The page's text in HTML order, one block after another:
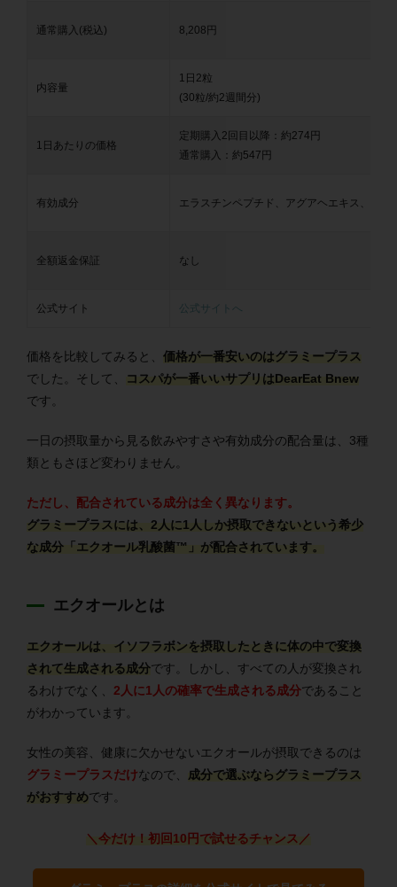
通常購入(税込) 8,208円
内容量
1日2粒
(30粒/約2週間分)
1日あたりの価格
定期購入2回目以降：約274円
通常購入：約547円
有効成分 エラスチンペプチド、アグアヘエキス、エ
全額返金保証 なし
公式サイト 公式サイトへ
価格を比較してみると、 価格が一番安いのはグラミープラス
でした。そして、
コスパが一番いいサプリはDearEat Bnew
です。
一日の摂取量から見る飲みやすさや有効成分の配合量は、3種
類ともさほど変わりません。
ただし、配合されている成分は全く異なります。
グラミープラスには、2人に1人しか摂取できないという希少
な成分「エクオール乳酸菌™」が配合されています。
エクオールとは
エクオールは、イソフラボンを摂取したときに体の中で変換
されて生成される成分です。しかし、すべての人が変換され
るわけでなく、 2人に1人の確率で生成される成分であること
がわかっています。
女性の美容、健康に欠かせないエクオールが摂取できるのは
グラミープラスだけなので、 成分で選ぶならグラミープラス
がおすすめです。
＼今だけ！初回10円で試せるチャンス ／